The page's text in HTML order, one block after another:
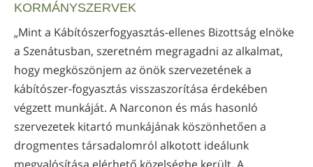
KORMÁNYSZERVEK
„Mint a Kábítószerfogyasztás-ellenes Bizottság elnöke
a Szenátusban, szeretném megragadni az alkalmat,
hogy megköszönjem az önök szervezetének a
kábítószer-fogyasztás visszaszorítása érdekében
végzett munkáját. A Narconon és más hasonló
szervezetek kitartó munkájának köszönhetően a
drogmentes társadalomról alkotott ideálunk